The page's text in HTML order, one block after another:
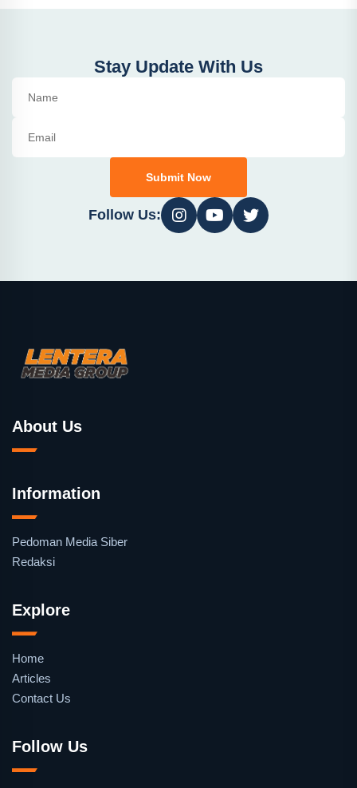
Stay Update With Us
Submit Now
Follow Us:
About Us
Information
Pedoman Media Siber
Redaksi
Explore
Home
Articles
Contact Us
Follow Us